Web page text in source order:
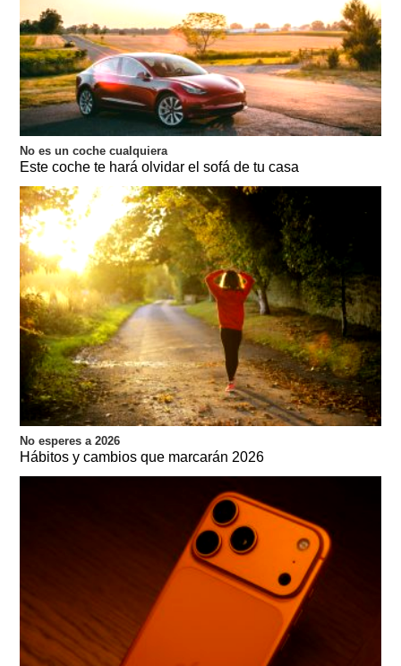
No es un coche cualquiera
Este coche te hará olvidar el sofá de tu casa
No esperes a 2026
Hábitos y cambios que marcarán 2026